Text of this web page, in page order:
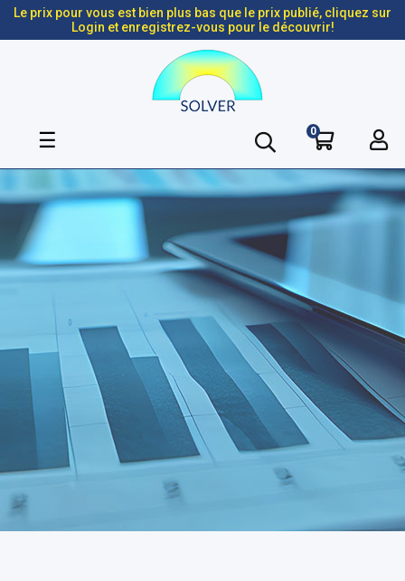
Le prix pour vous est bien plus bas que le prix publié, cliquez sur
Login et enregistrez-vous pour le découvrir!
Basculer
navigation
☰ 0